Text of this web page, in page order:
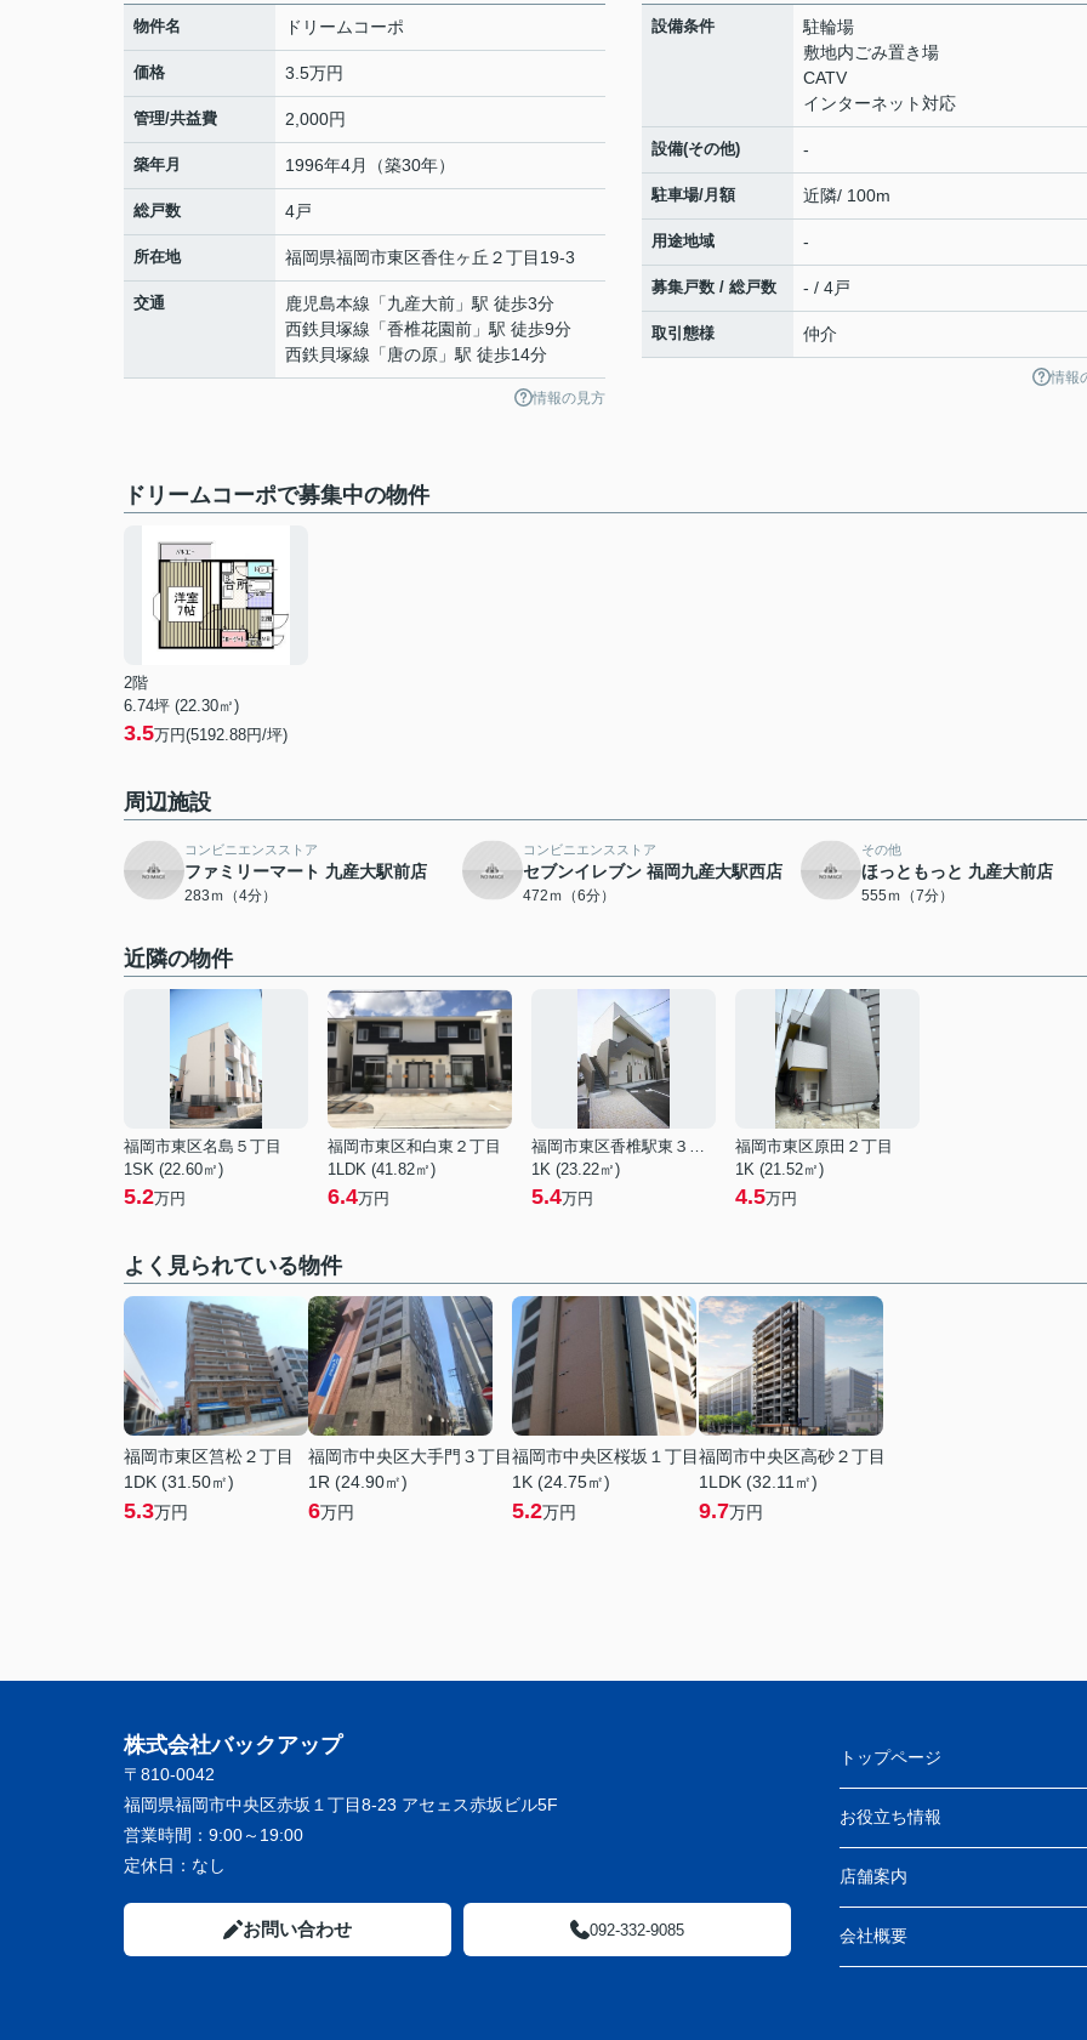
物件名 ドリームコーポ
価格 3.5万円
管理/共益費 2,000円
築年月 1996年4月（築30年）
総戸数 4戸
所在地 福岡県福岡市東区香住ヶ丘 ２丁目19-3
交通 鹿児島本線 「九産大前 」駅 徒歩3分
西鉄貝塚線 「香椎花園前 」駅 徒歩9分
西鉄貝塚線 「 唐の原 」駅 徒歩14分
情報の見方
設備条件
駐輪場
敷地内ごみ置き場
CATV
インターネット対応
設備(その他) -
駐車場/月額 近隣/ 100m
用途地域 -
募集戸数 / 総戸数 - / 4戸
取引態様 仲介
情報
ドリームコーポで募集中の物件
2階
6.74坪 (22.30㎡)
3.5万円(5192.88円/坪)
周辺施設
コンビニエンスストア
ファミリーマート 九産大駅前店
283ｍ（4分）
コンビニエンスストア
セブンイレブン 福岡九産大駅西店
472ｍ（6分）
その他
ほっともっと 九産大前店
555ｍ（7分）
近隣の物件
福岡市東区名島５丁目
1SK (22.60㎡)
5.2万円
福岡市東区和白東２丁目
1LDK (41.82㎡)
6.4万円
福岡市東区香椎駅東３丁目
1K (23.22㎡)
5.4万円
福岡市東区原田２丁目
1K (21.52㎡)
4.5万円
よく見られている物件
福岡市東区筥松２丁目
1DK (31.50㎡)
5.3万円
福岡市中央区大手門３丁目
1R (24.90㎡)
6万円
福岡市中央区桜坂１丁目
1K (24.75㎡)
5.2万円
福岡市中央区高砂２丁目
1LDK (32.11㎡)
9.7万円
株式会社バックアップ
〒810-0042
福岡県福岡市中央区赤坂１丁目8-23 アセェス赤坂ビル5F
営業時間： 9:00～19:00
定休日： なし
お問い合わせ 092-332-9085
トップページ
お役立ち情報
店舗案内
会社概要